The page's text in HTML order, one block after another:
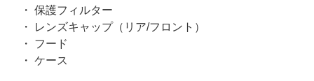
・ 保護フィルター
・ レンズキャップ（リア/フロント）
・ フード
・ ケース